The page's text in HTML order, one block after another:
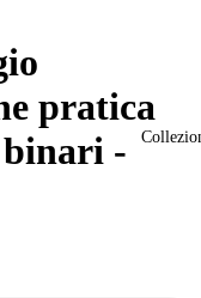
pratica
binari -